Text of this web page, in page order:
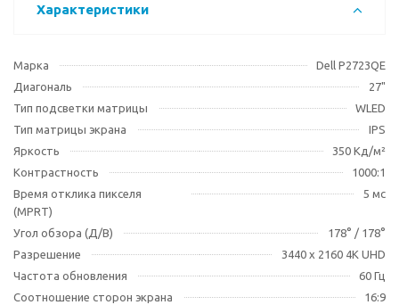
Характеристики
Марка
Dell P2723QE
Диагональ
27"
Тип подсветки матрицы
WLED
Тип матрицы экрана
IPS
Яркость
350 Кд/м²
Контрастность
1000:1
Время отклика пикселя
(MPRT)
5 мс
Угол обзора (Д/В)
178° / 178°
Разрешение
3440 x 2160 4K UHD
Частота обновления
60 Гц
Соотношение сторон экрана
16:9